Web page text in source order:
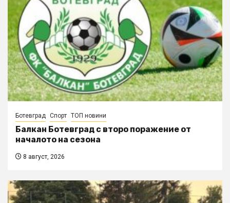
Ботевград Спорт ТОП новини
Балкан Ботевград с второ поражение от
началото на сезона
8 август, 2026